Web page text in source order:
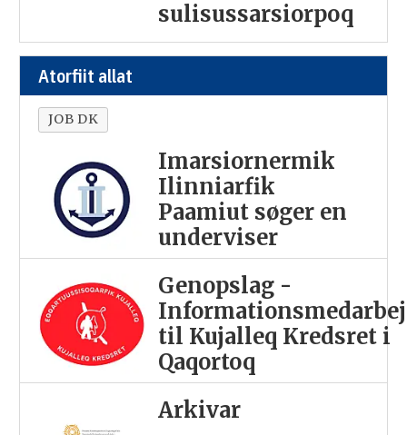
sulisussarsiorpoq
Atorfiit allat
JOB DK
Imarsiornermik
Ilinniarfik
Paamiut søger en
underviser
Genopslag -
til Kujalleq Kredsret i
Qaqortoq
Arkivar